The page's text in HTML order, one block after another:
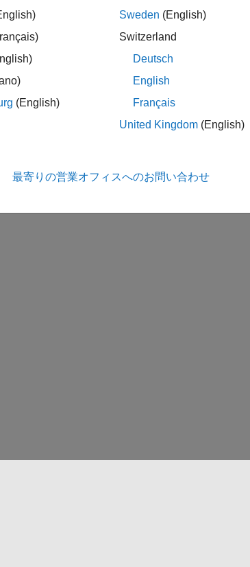
ード生成
MATLAB コードでのスパース行列の使用
この情報は役に立ちまし
(English)
Sweden (English)
Switzerland
Deutsch
English
Français
United Kingdom (English)
最寄りの営業オフィスへのお問い合わせ